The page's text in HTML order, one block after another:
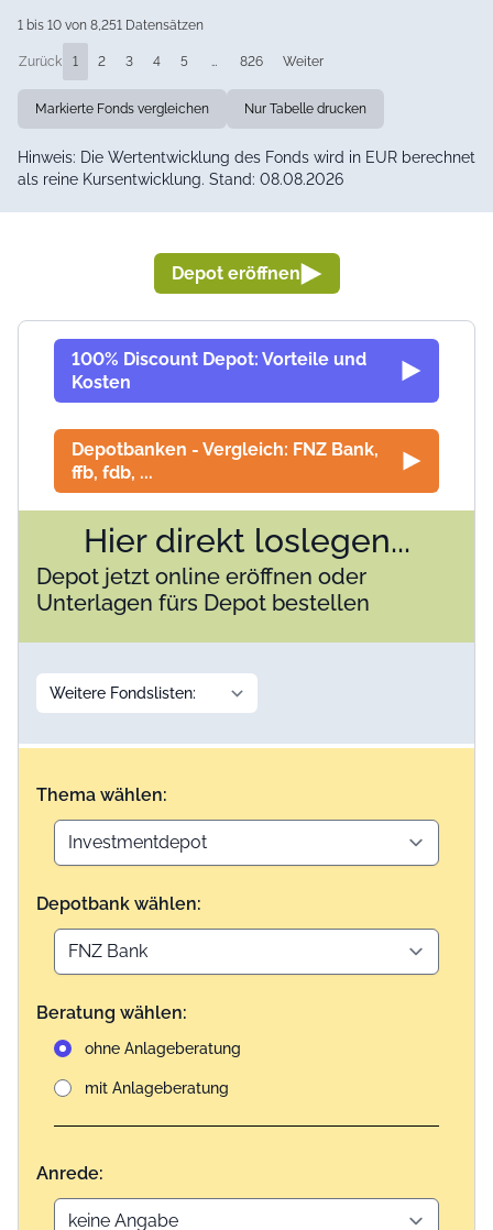
1 bis 10 von 8,251 Datensätzen
Zurück 1 2 3 4 5 … 826 Weiter
Markierte Fonds vergleichen Nur Tabelle drucken
Hinweis: Die Wertentwicklung des Fonds wird in EUR berechnet
als reine Kursentwicklung. Stand: 08.08.2026
Depot eröffnen
100% Discount Depot: Vorteile und
Kosten
Depotbanken - Vergleich: FNZ Bank,
ffb, fdb, ...
Hier direkt loslegen...
Depot jetzt online eröffnen oder
Unterlagen fürs Depot bestellen
Thema wählen:
Depotbank wählen:
Beratung wählen:
ohne Anlageberatung
mit Anlageberatung
Anrede: